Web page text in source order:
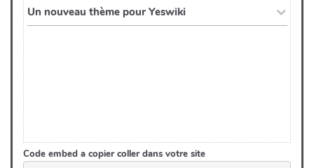
Code embed a copier coller dans votre site